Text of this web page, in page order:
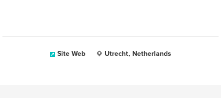
Site Web Utrecht, Netherlands